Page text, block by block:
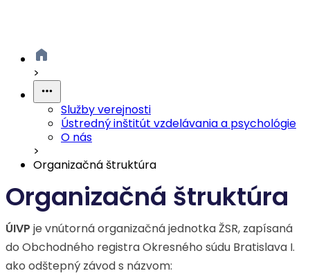
>
Služby verejnosti
Ústredný inštitút vzdelávania a psychológie
O nás
>
Organizačná štruktúra
Organizačná štruktúra
ÚIVP je vnútorná organizačná jednotka ŽSR, zapísaná
do Obchodného registra Okresného súdu Bratislava I.
ako odštepný závod s názvom: